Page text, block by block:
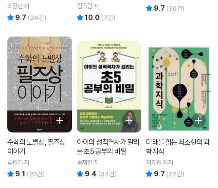
최장년 저
9.7 (24건)
김옥림 저
10.0 (7건)
9.7 (30건)
수학의 노벨상, 필즈상
이야기
김원기 저
9.1 (20건)
아이의 성적격차가 갈리
는 초5 공부의 비밀
송재환 저
9.4 (34건)
미래를 읽는 최소한의 과
학지식
최지원 외저
9.7 (27건)